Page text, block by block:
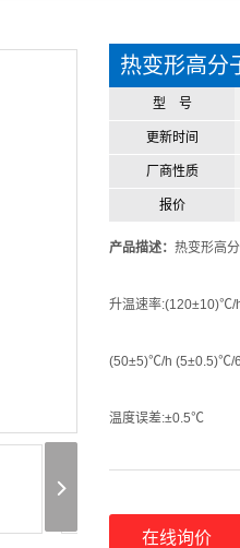
热变形高分
型 号
更新时间
厂商性质
报价
产品描述：热变形高
升温速率
(50±5)℃/h (5±0.5)℃/
温度误差:±0.5℃
变形示值精度
在线询价